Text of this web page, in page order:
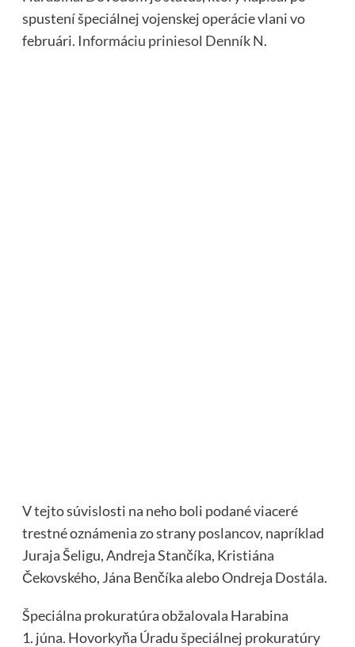
spustení špeciálnej vojenskej operácie vlani vo
februári. Informáciu priniesol Denník N.
V tejto súvislosti na neho boli podané viaceré
trestné oznámenia zo strany poslancov, napríklad
Juraja Šeligu, Andreja Stančíka, Kristiána
Čekovského, Jána Benčíka alebo Ondreja Dostála.
Špeciálna prokuratúra obžalovala Harabina
1. júna. Hovorkyňa Úradu špeciálnej prokuratúry